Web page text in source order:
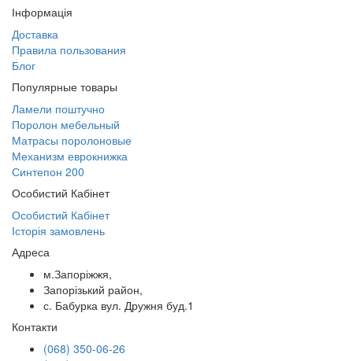
Інформація
Доставка
Правила пользования
Блог
Популярные товары
Ламели поштучно
Поролон мебельный
Матрасы поролоновые
Механизм еврокнижка
Синтепон 200
Особистий Кабінет
Особистий Кабінет
Історія замовлень
Адреса
м.Запоріжжя,
Запорізький район,
с. Бабурка вул. Дружня буд.1
Контакти
(068) 350-06-26